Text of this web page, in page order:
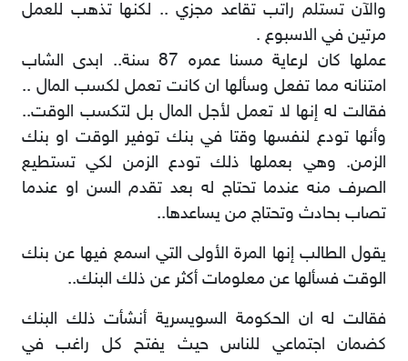
والآن تستلم راتب تقاعد مجزي .. لكنها تذهب للعمل
مرتين في الاسبوع .
عملها كان لرعاية مسنا عمره 87 سنة.. ابدى الشاب
امتنانه مما تفعل وسألها ان كانت تعمل لكسب المال ..
فقالت له إنها لا تعمل لأجل المال بل لتكسب الوقت..
وأنها تودع لنفسها وقتا في بنك توفير الوقت او بنك
الزمن. وهي بعملها ذلك تودع الزمن لكي تستطيع
الصرف منه عندما تحتاج له بعد تقدم السن او عندما
تصاب بحادث وتحتاج من يساعدها..
يقول الطالب إنها المرة الأولى التي اسمع فيها عن بنك
الوقت فسألها عن معلومات أكثر عن ذلك البنك..
فقالت له ان الحكومة السويسرية أنشأت ذلك البنك
كضمان اجتماعي للناس حيث يفتح كل راغب في